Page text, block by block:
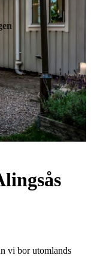
vi bor utomlands